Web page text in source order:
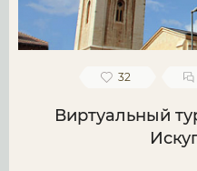
32
Виртуальный